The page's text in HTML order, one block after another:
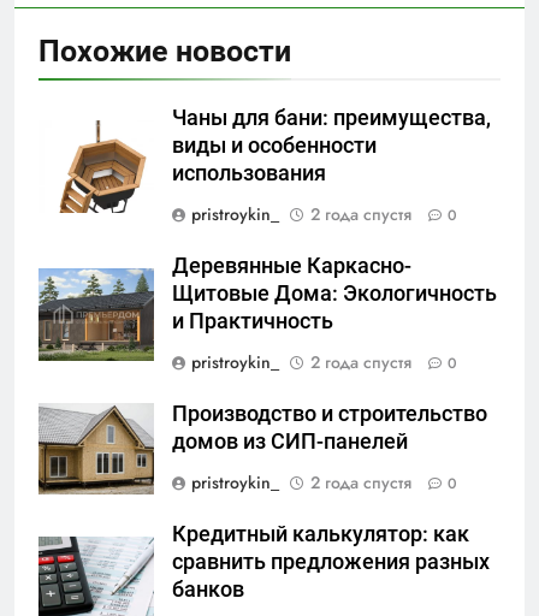
Похожие новости
Чаны для бани: преимущества,
виды и особенности
использования
pristroykin_
2 года спустя 0
Деревянные Каркасно-
Щитовые Дома: Экологичность
и Практичность
pristroykin_
2 года спустя 0
Производство и строительство
домов из СИП-панелей
pristroykin_
2 года спустя 0
Кредитный калькулятор: как
сравнить предложения разных
банков